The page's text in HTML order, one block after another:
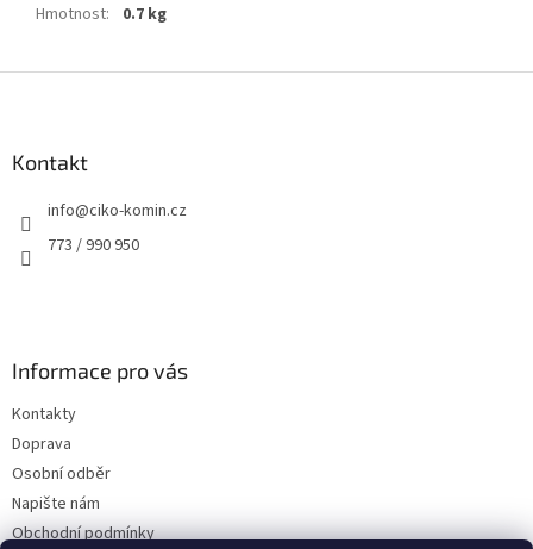
Hmotnost: 0.7 kg
Kontakt
info@ciko-komin.cz
773 / 990 950
Informace pro vás
Kontakty
Doprava
Osobní odběr
Napište nám
Obchodní podmínky